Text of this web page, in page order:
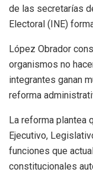
de las secretarías
Electoral (INE)
López Obrador
organismos no
integrantes ganan
reforma
La reforma plantea
Ejecutivo,
funciones que
constitucionales